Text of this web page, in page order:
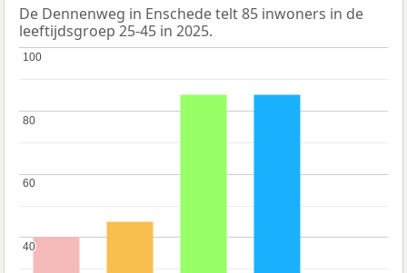
De Dennenweg in Enschede telt 85 inwoners in de
leeftijdsgroep 25-45 in 2025.
40
40
60
60
80
80
100
100